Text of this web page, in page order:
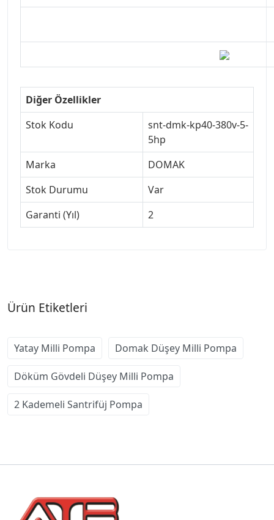
Diğer Özellikler
Stok Kodu
snt-dmk-kp40-380v-5-
5hp
Marka
DOMAK
Stok Durumu
Var
Garanti (Yıl)
2
Ürün Etiketleri
Yatay Milli Pompa Domak Düşey Milli Pompa
Döküm Gövdeli Düşey Milli Pompa
2 Kademeli Santrifüj Pompa